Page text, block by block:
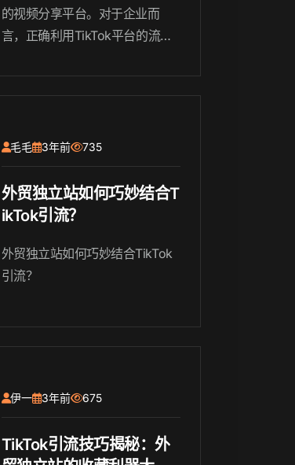
的视频分享平台。对于企业而
言，正确利用TikTok平台的流
略。本文将为您介绍如何正确开
功。
毛毛 3年前 735
外贸独立站如何巧妙结合T
ikTok引流？
外贸独立站如何巧妙结合TikTok
引流？
伊一 3年前 675
TikTok引流技巧揭秘：外